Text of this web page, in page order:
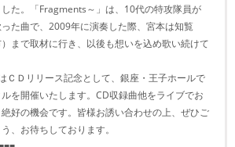
た。「Fragments～」は、10代の特攻隊員が
た曲で、2009年に演奏した際、宮本は知覧
）まで取材に行き、以後も想いを込め歌い続けて
ＣＤリリース記念として、銀座・王子ホールで
を開催いたします。CD収録曲他をライブでお
好の機会です。皆様お誘い合わせの上、ぜひご
、お待ちしております。